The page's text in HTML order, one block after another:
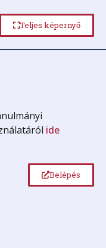
Teljes képernyő
ide
Belépés